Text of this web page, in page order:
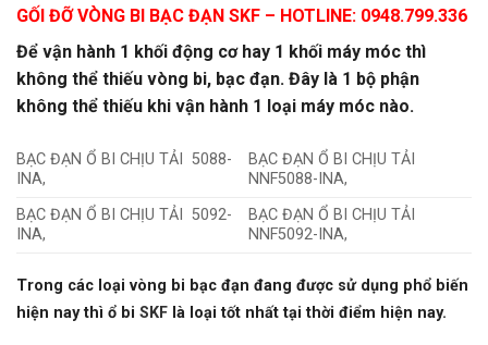
GỐI ĐỠ VÒNG BI BẠC ĐẠN SKF – HOTLINE: 0948.799.336
Để vận hành 1 khối động cơ hay 1 khối máy móc thì
không thể thiếu vòng bi, bạc đạn. Đây là 1 bộ phận
không thể thiếu khi vận hành 1 loại máy móc nào.
BẠC ĐẠN Ổ BI CHỊU TẢI 5088-
INA,
BẠC ĐẠN Ổ BI CHỊU TẢI
NNF5088-INA,
BẠC ĐẠN Ổ BI CHỊU TẢI 5092-
INA,
BẠC ĐẠN Ổ BI CHỊU TẢI
NNF5092-INA,
Trong các loại vòng bi bạc đạn đang được sử dụng phổ biến
hiện nay thì ổ bi SKF là loại tốt nhất tại thời điểm hiện nay.